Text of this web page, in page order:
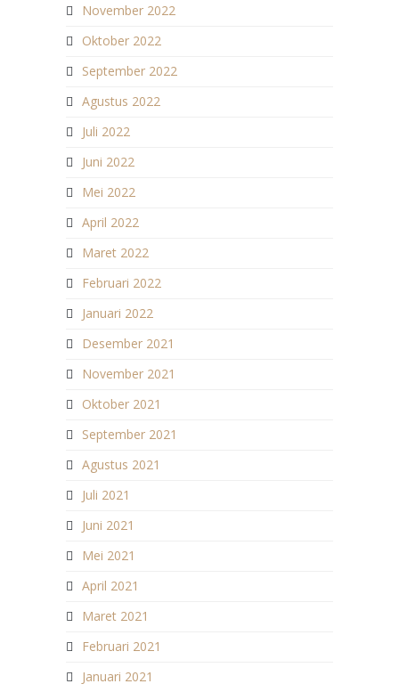
November 2022
Oktober 2022
September 2022
Agustus 2022
Juli 2022
Juni 2022
Mei 2022
April 2022
Maret 2022
Februari 2022
Januari 2022
Desember 2021
November 2021
Oktober 2021
September 2021
Agustus 2021
Juli 2021
Juni 2021
Mei 2021
April 2021
Maret 2021
Februari 2021
Januari 2021